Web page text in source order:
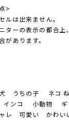
>
は出来ません。
ーの表示の都合上
があります。
犬 うちの子 ネ
ンコ 小動物 ギ
レ 可愛い かわ